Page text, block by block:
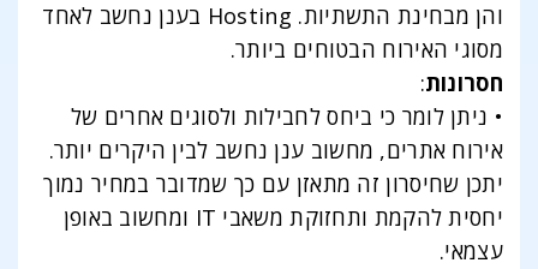
והן מבחינת התשתיות. Hosting בענן נחשב לאחד
מסוגי האירוח הבטוחים ביותר.
חסרונות:
• ניתן לומר כי ביחס לחבילות ולסוגים אחרים של
אירוח אתרים, מחשוב ענן נחשב לבין היקרים יותר.
יתכן שחיסרון זה מתאזן עם כך שמדובר במחיר נמוך
יחסית להקמת ותחזוקת משאבי IT ומחשוב באופן
עצמאי.